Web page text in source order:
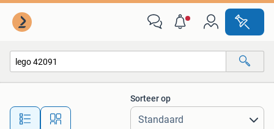
Alle afstanden…
Sorteer op